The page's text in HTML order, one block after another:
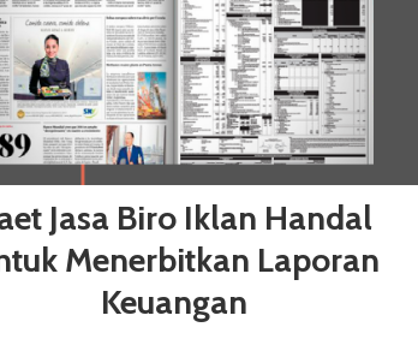
Jasa Biro Iklan Handal
Menerbitkan Laporan
Keuangan